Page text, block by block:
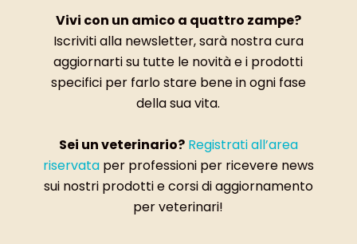
Vivi con un amico a quattro zampe?
Iscriviti alla newsletter, sarà nostra cura
aggiornarti su tutte le novità e i prodotti
specifici per farlo stare bene in ogni fase
della sua vita.
Sei un veterinario? Registrati all’area
riservataper professioni per ricevere news
sui nostri prodotti e corsi di aggiornamento
per veterinari!